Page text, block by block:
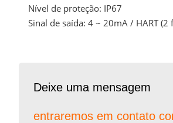
Nível de proteção: IP67
Sinal de saída: 4 ~ 20mA / HART
Deixe uma mensagem
entraremos em contato